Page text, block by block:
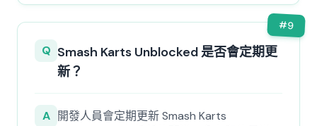
#9
Q Smash Karts Unblocked 是否會定期更
新？
A 開發人員會定期更新 Smash Karts